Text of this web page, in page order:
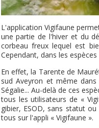
L'application Vigifaune
une partie de l'hiver et du
corbeau freux lequel est
Cependant, dans les
En effet, la Tarente de
sud Aveyron et même
Ségalie... Au-delà de ces
tous les utilisateurs de «
gibier, ESOD, sans statut
tous sur l'appli « Vigifaune ».